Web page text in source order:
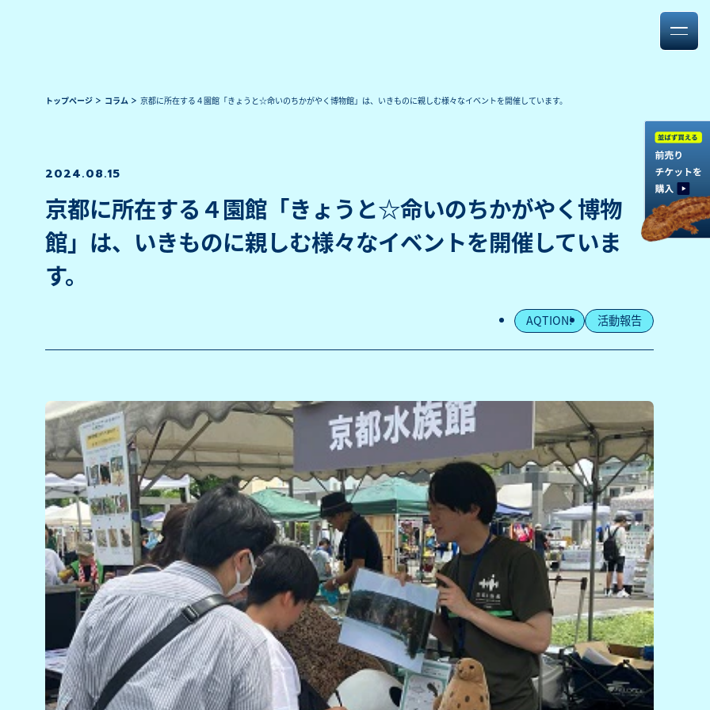
トップページ コラム 京都に所在する４園館「きょうと☆命いのちかがやく博物館」は、いきものに親しむ様々なイベントを開催しています。
2024.08.15
京都に所在する４園館「きょうと☆命いのちかがやく博物
館」は、いきものに親しむ様々なイベントを開催していま
す。
AQTION! 活動報告